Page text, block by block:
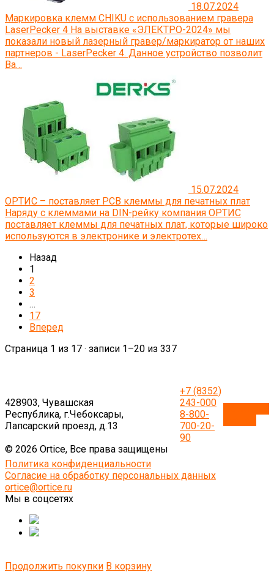
18.07.2024
Маркировка клемм CHIKU с использованием гравера
LaserPecker 4 На выставке «ЭЛЕКТРО-2024» мы
показали новый лазерный гравер/маркиратор от наших
партнеров - LaserPecker 4. Данное устройство позволит
Ва…
15.07.2024
ОРТИС – поставляет PCB клеммы для печатных плат
Наряду с клеммами на DIN-рейку компания ОРТИС
поставляет клеммы для печатных плат, которые широко
используются в электронике и электротех…
Назад
1
2
3
…
17
Вперед
Страница 1 из 17 · записи 1–20 из 337
428903, Чувашская
Республика, г.Чебоксары,
Лапсарский проезд, д.13
+7 (8352)
243-000
8-800-
700-20-
90
© 2026 Ortice, Все права защищены
Политика конфиденциальности
Согласие на обработку персональных данных
ortice@ortice.ru
Мы в соцсетях
Продолжить покупки В корзину